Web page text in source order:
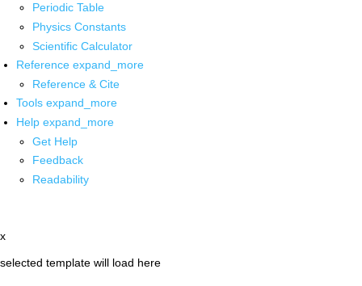
Periodic Table
Physics Constants
Scientific Calculator
Reference expand_more
Reference & Cite
Tools expand_more
Help expand_more
Get Help
Feedback
Readability
x
selected template will load here